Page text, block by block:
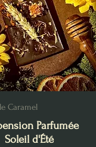
Caramel
Parfumée
Soleil d'Été